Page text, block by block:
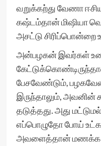
வறுக்கற்து வேணா
கஷ்டம்தான் மிஷியா
அசட்டு சிரிப்பொன்றை
அன்பழகன் இவர்கள்
பேசவேண்டும்,
இருந்தாலும், அவனின்
தடுத்தது. அது
எப்பொழுதோ போய்
அவளைத்தான் மணக்க